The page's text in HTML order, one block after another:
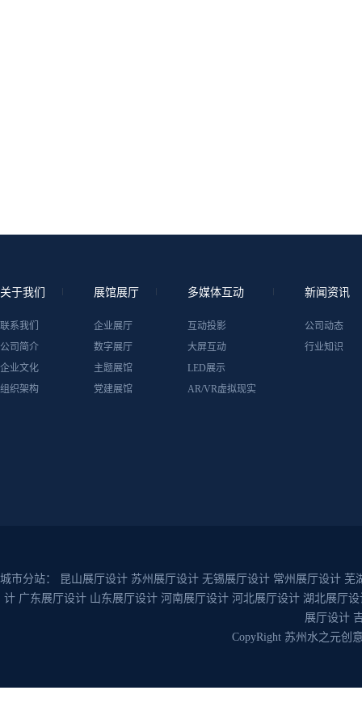
关于我们
联系我们
公司简介
企业文化
组织架构
展馆展厅
企业展厅
数字展厅
主题展馆
党建展馆
多媒体互动
互动投影
大屏互动
LED展示
AR/VR虚拟现实
新闻资讯
公司动态
行业知识
城市分站： 昆山展厅设计 苏州展厅设计 无锡展厅设计 常州展厅设计 芜
计 广东展厅设计 山东展厅设计 河南展厅设计 河北展厅设计 湖北展厅设
展厅设计
CopyRight 苏州水之元创